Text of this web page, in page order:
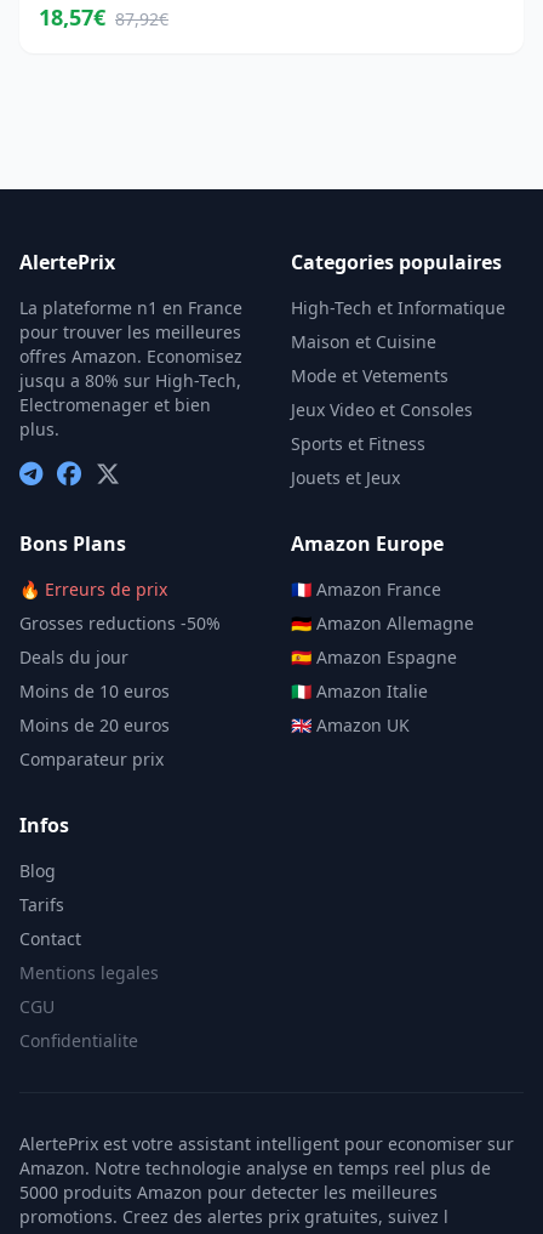
18,57€ 87,92€
AlertePrix
La plateforme n1 en France
pour trouver les meilleures
offres Amazon. Economisez
jusqu a 80% sur High-Tech,
Electromenager et bien
plus.
Categories populaires
High-Tech et Informatique
Maison et Cuisine
Mode et Vetements
Jeux Video et Consoles
Sports et Fitness
Jouets et Jeux
Bons Plans
🔥 Erreurs de prix
Grosses reductions -50%
Deals du jour
Moins de 10 euros
Moins de 20 euros
Comparateur prix
Amazon Europe
🇫🇷 Amazon France
🇩🇪 Amazon Allemagne
🇪🇸 Amazon Espagne
🇮🇹 Amazon Italie
🇬🇧 Amazon UK
Infos
Blog
Tarifs
Contact
Mentions legales
CGU
Confidentialite
AlertePrix est votre assistant intelligent pour economiser sur
Amazon. Notre technologie analyse en temps reel plus de
5000 produits Amazon pour detecter les meilleures
promotions. Creez des alertes prix gratuites, suivez l